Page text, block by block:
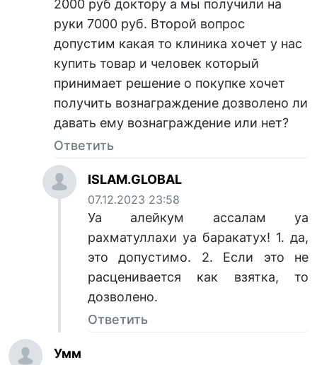
2000 руб доктору а мы получили на
руки 7000 руб. Второй вопрос
допустим какая то клиника хочет у нас
купить товар и человек который
принимает решение о покупке хочет
получить вознаграждение дозволено ли
давать ему вознаграждение или нет?
Ответить
ISLAM.GLOBAL
07.12.2023 23:58
Уа алейкум ассалам уа
рахматуллахи уа баракатух! 1. да,
это допустимо. 2. Если это не
расценивается как взятка, то
дозволено.
Ответить
Умм